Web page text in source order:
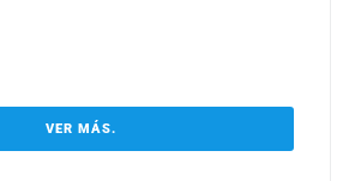
VER MÁS.